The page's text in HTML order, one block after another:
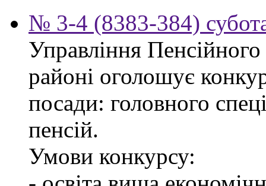
№ 3-4 (8383-384)
Управління
районі оголошує
посади: головного
пенсій.
Умови конкурсу: